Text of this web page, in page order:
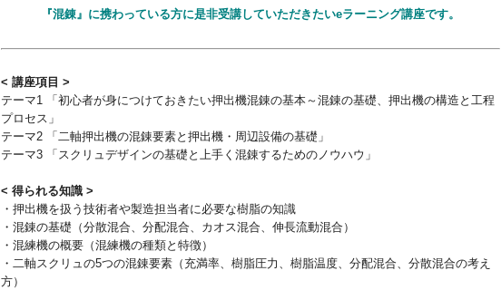
『混錬』に携わっている方に是非受講していただきたいeラーニング講座です。
< 講座項目 >
テーマ1 「初心者が身につけておきたい押出機混錬の基本～混錬の基礎、押出機の構造と工程
プロセス」
テーマ2 「二軸押出機の混錬要素と押出機・周辺設備の基礎」
テーマ3 「スクリュデザインの基礎と上手く混錬するためのノウハウ」
< 得られる知識 >
・押出機を扱う技術者や製造担当者に必要な樹脂の知識
・混錬の基礎（分散混合、分配混合、カオス混合、伸長流動混合）
・混練機の概要（混練機の種類と特徴）
・二軸スクリュの5つの混錬要素（充満率、樹脂圧力、樹脂温度、分配混合、分散混合の考え
方）